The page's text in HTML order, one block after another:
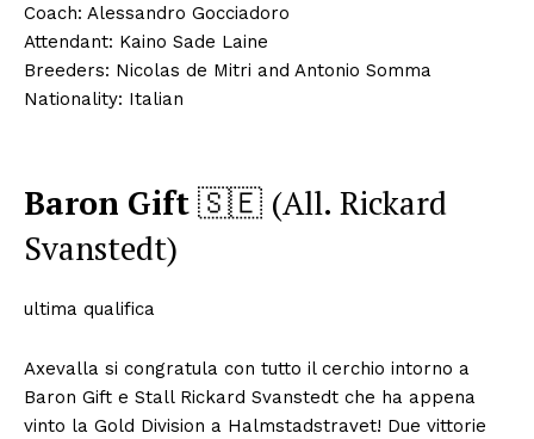
Coach: Alessandro Gocciadoro
Attendant: Kaino Sade Laine
Breeders: Nicolas de Mitri and Antonio Somma
Nationality: Italian
Baron Gift🇸🇪 (All. Rickard
Svanstedt)
ultima qualifica
Axevalla si congratula con tutto il cerchio intorno a
Baron Gift e Stall Rickard Svanstedt che ha appena
vinto la Gold Division a Halmstadstravet! Due vittorie